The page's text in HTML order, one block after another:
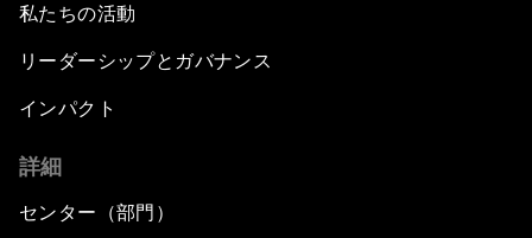
私たちの活動
リーダーシップとガバナンス
インパクト
詳細
センター（部門）